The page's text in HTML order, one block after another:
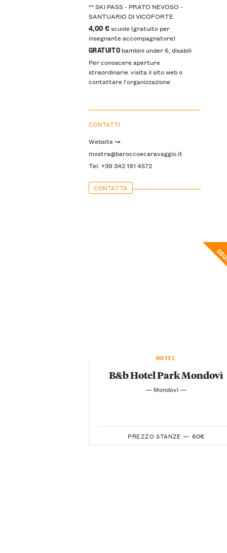
​** SKI PASS - PRATO NEVOSO -
SANTUARIO DI VICOFORTE
4,00 €scuole ​(gratuito per
insegnante accompagnatore)
GRATUITO bambini under 6, disabili
Per conoscere aperture
straordinarie visita il sito web o
contattare l'organizzazione
CONTATTI
Website ↝
mostra@baroccoecaravaggio.it
Tel: +39 342 191 4572
CONTATTA
HOTEL
B&b Hotel Park Mondovì
— Mondovì —
PREZZO STANZE — 60€